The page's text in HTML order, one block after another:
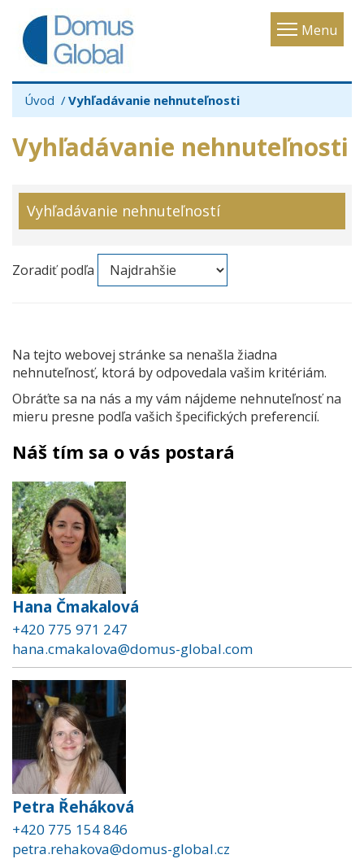
Menu
Toggle
Úvod Vyhľadávanie nehnuteľnosti
Vyhľadávanie nehnuteľnosti
Vyhľadávanie nehnuteľností
Zoradiť podľa
Na tejto webovej stránke sa nenašla žiadna
nehnuteľnosť, ktorá by odpovedala vašim kritériám.
Obráťte sa na nás a my vám nájdeme nehnuteľnosť na
mieru presne podľa vašich špecifických preferencií.
Náš tím sa o vás postará
Hana Čmakalová
+420 775 971 247
hana.cmakalova@domus-global.com
Petra Řeháková
+420 775 154 846
petra.rehakova@domus-global.cz